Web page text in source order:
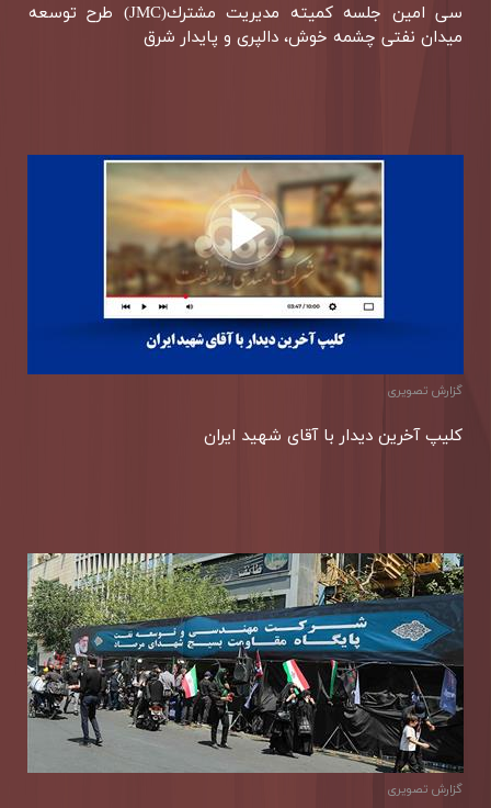
سی امین جلسه كمیته مدیریت مشترك(JMC) طرح توسعه
میدان نفتی چشمه خوش، دالپری و پایدار شرق
گزارش تصویری
كلیپ آخرین دیدار با آقای شهید ایران
گزارش تصویری